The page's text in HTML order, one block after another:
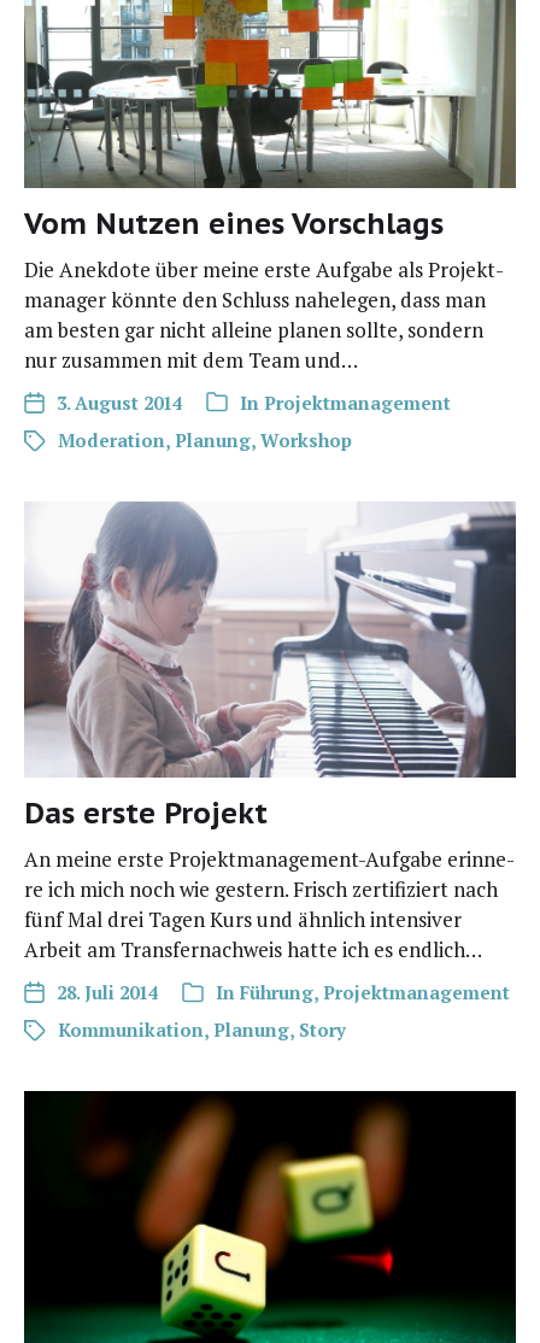
Vom Nutzen eines Vorschlags
Die Anek­do­te über mei­ne ers­te Auf­ga­be als Pro­jekt­
ma­na­ger könn­te den Schluss nahe­le­gen, dass man
am bes­ten gar nicht allei­ne pla­nen soll­te, son­dern
nur zusam­men mit dem Team und…
3. August 2014 In Projektmanagement
Moderation, Planung, Workshop
Das erste Projekt
An mei­ne ers­te Pro­­jek­t­­ma­­na­ge­­ment-Auf­­­ga­­be erin­ne­
re ich mich noch wie ges­tern. Frisch zer­ti­fi­ziert nach
fünf Mal drei Tagen Kurs und ähn­lich inten­si­ver
Arbeit am Trans­fer­nach­weis hat­te ich es endlich…
28. Juli 2014 In Führung, Projektmanagement
Kommunikation, Planung, Story